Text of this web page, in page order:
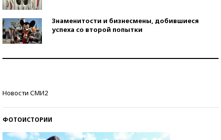
Знаменитости и бизнесмены, добившиеся
успеха со второй попытки
Новости СМИ2
ФОТОИСТОРИИ